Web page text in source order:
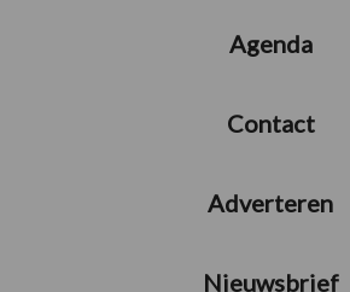
Agenda
Contact
Adverteren
Nieuwsbrief